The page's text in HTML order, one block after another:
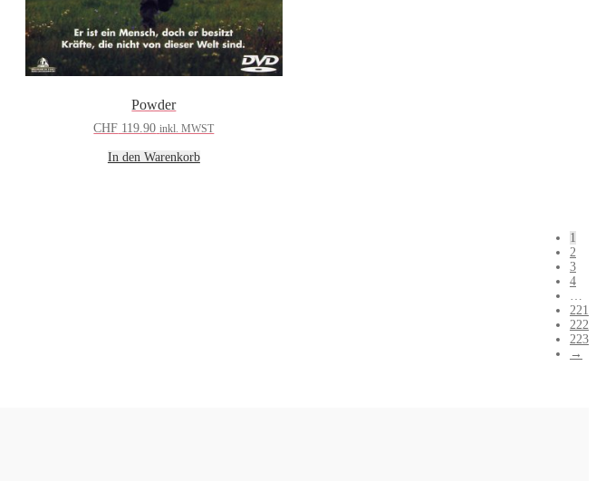
Powder
CHF 119.90 inkl. MWST
In den Warenkorb
1
2
3
4
221
222
223
→